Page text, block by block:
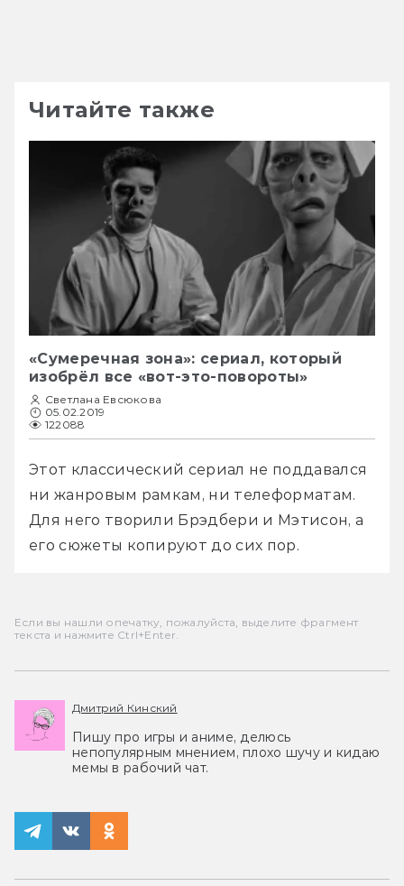
Читайте также
«Сумеречная зона»: сериал, который
изобрёл все «вот-это-повороты»
Светлана Евсюкова
05.02.2019
122088
Этот классический сериал не поддавался
ни жанровым рамкам, ни телеформатам.
Для него творили Брэдбери и Мэтисон, а
его сюжеты копируют до сих пор.
Если вы нашли опечатку, пожалуйста, выделите фрагмент
текста и нажмите Ctrl+Enter.
Дмитрий Кинский
Пишу про игры и аниме, делюсь
непопулярным мнением, плохо шучу и кидаю
мемы в рабочий чат.